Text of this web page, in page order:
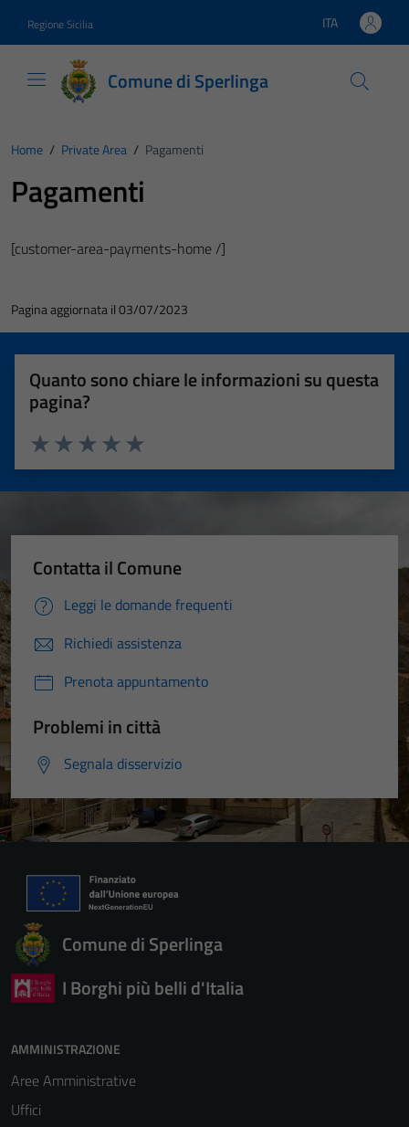
Regione Sicilia Lingua attiva:
ITA
Comune di Sperlinga
Home / Private Area / Pagamenti
Pagamenti
[customer-area-payments-home /]
Pagina aggiornata il 03/07/2023
Quanto sono chiare le informazioni su questa
pagina?
Valuta 5 stelle su 5
Valuta 4 stelle su 5
Valuta 3 stelle su 5
Valuta 2 stelle su 5
Valuta 1 stelle su 5
Contatta il Comune
Leggi le domande frequenti
Richiedi assistenza
Prenota appuntamento
Problemi in città
Segnala disservizio
Comune di Sperlinga
I Borghi più belli d'Italia
AMMINISTRAZIONE
Aree Amministrative
Uffici